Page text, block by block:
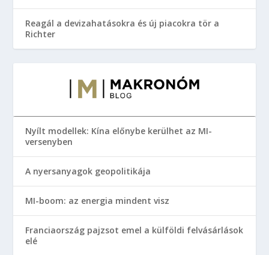
Reagál a devizahatásokra és új piacokra tör a
Richter
Nyílt modellek: Kína előnybe kerülhet az MI-
versenyben
A nyersanyagok geopolitikája
MI-boom: az energia mindent visz
Franciaország pajzsot emel a külföldi felvásárlások
elé